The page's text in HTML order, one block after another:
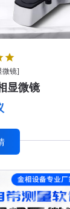
star
微镜]
显微镜